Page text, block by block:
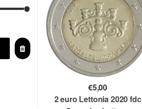
€5,00
2 euro Lettonia 2020 fdc